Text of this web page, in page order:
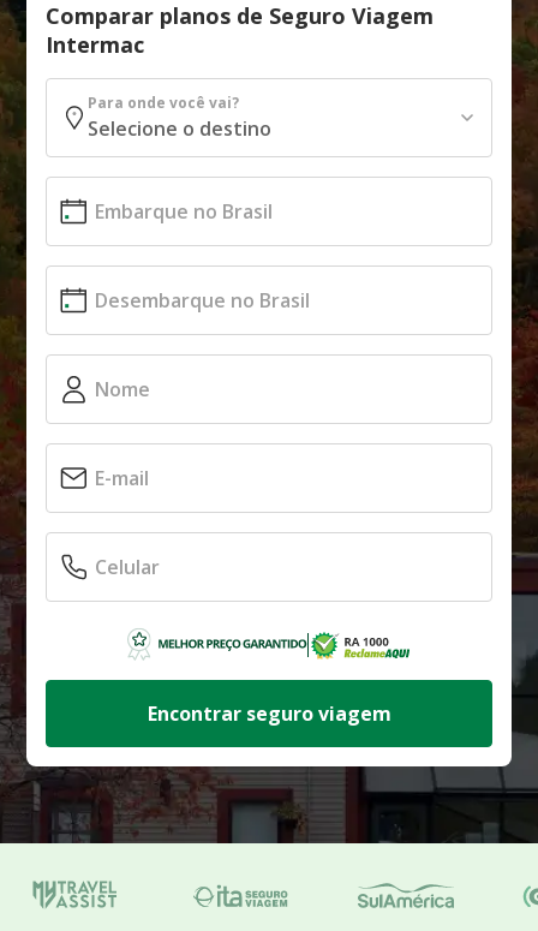
Comparar planos de Seguro Viagem
Intermac
Para onde você vai?
Encontrar seguro viagem